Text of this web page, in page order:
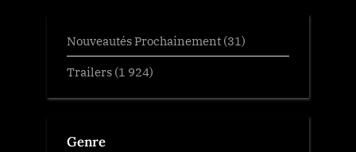
Nouveautés Prochainement (31)
Trailers (1 924)
Genre